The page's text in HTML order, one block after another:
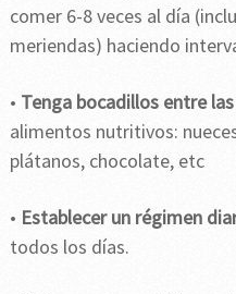
comer 6-8 veces al día
meriendas) haciendo
• Tenga bocadillos entre
alimentos nutritivos:
plátanos, chocolate, etc
• Establecer un régimen
todos los días.